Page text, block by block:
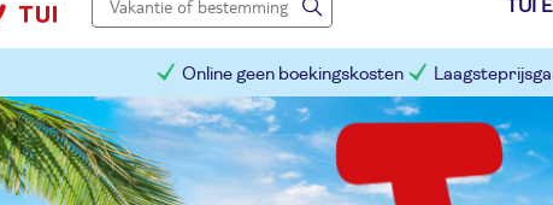
TUI
Online geen boekingskosten